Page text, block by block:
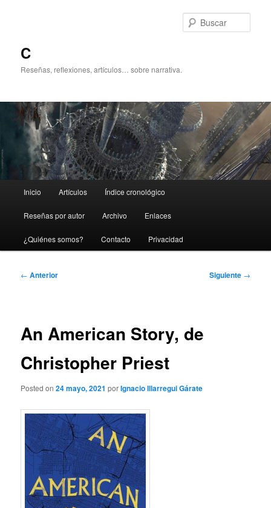
C
Reseñas, reflexiones, artículos… sobre narrativa.
principal
Inicio Artículos Índice cronológico
Reseñas por autor Archivo Enlaces
¿Quiénes somos? Contacto Privacidad
Navegación
← Anterior Siguiente →
An American Story, de
Christopher Priest
Posted on24 mayo, 2021 porIgnacio Illarregui Gárate